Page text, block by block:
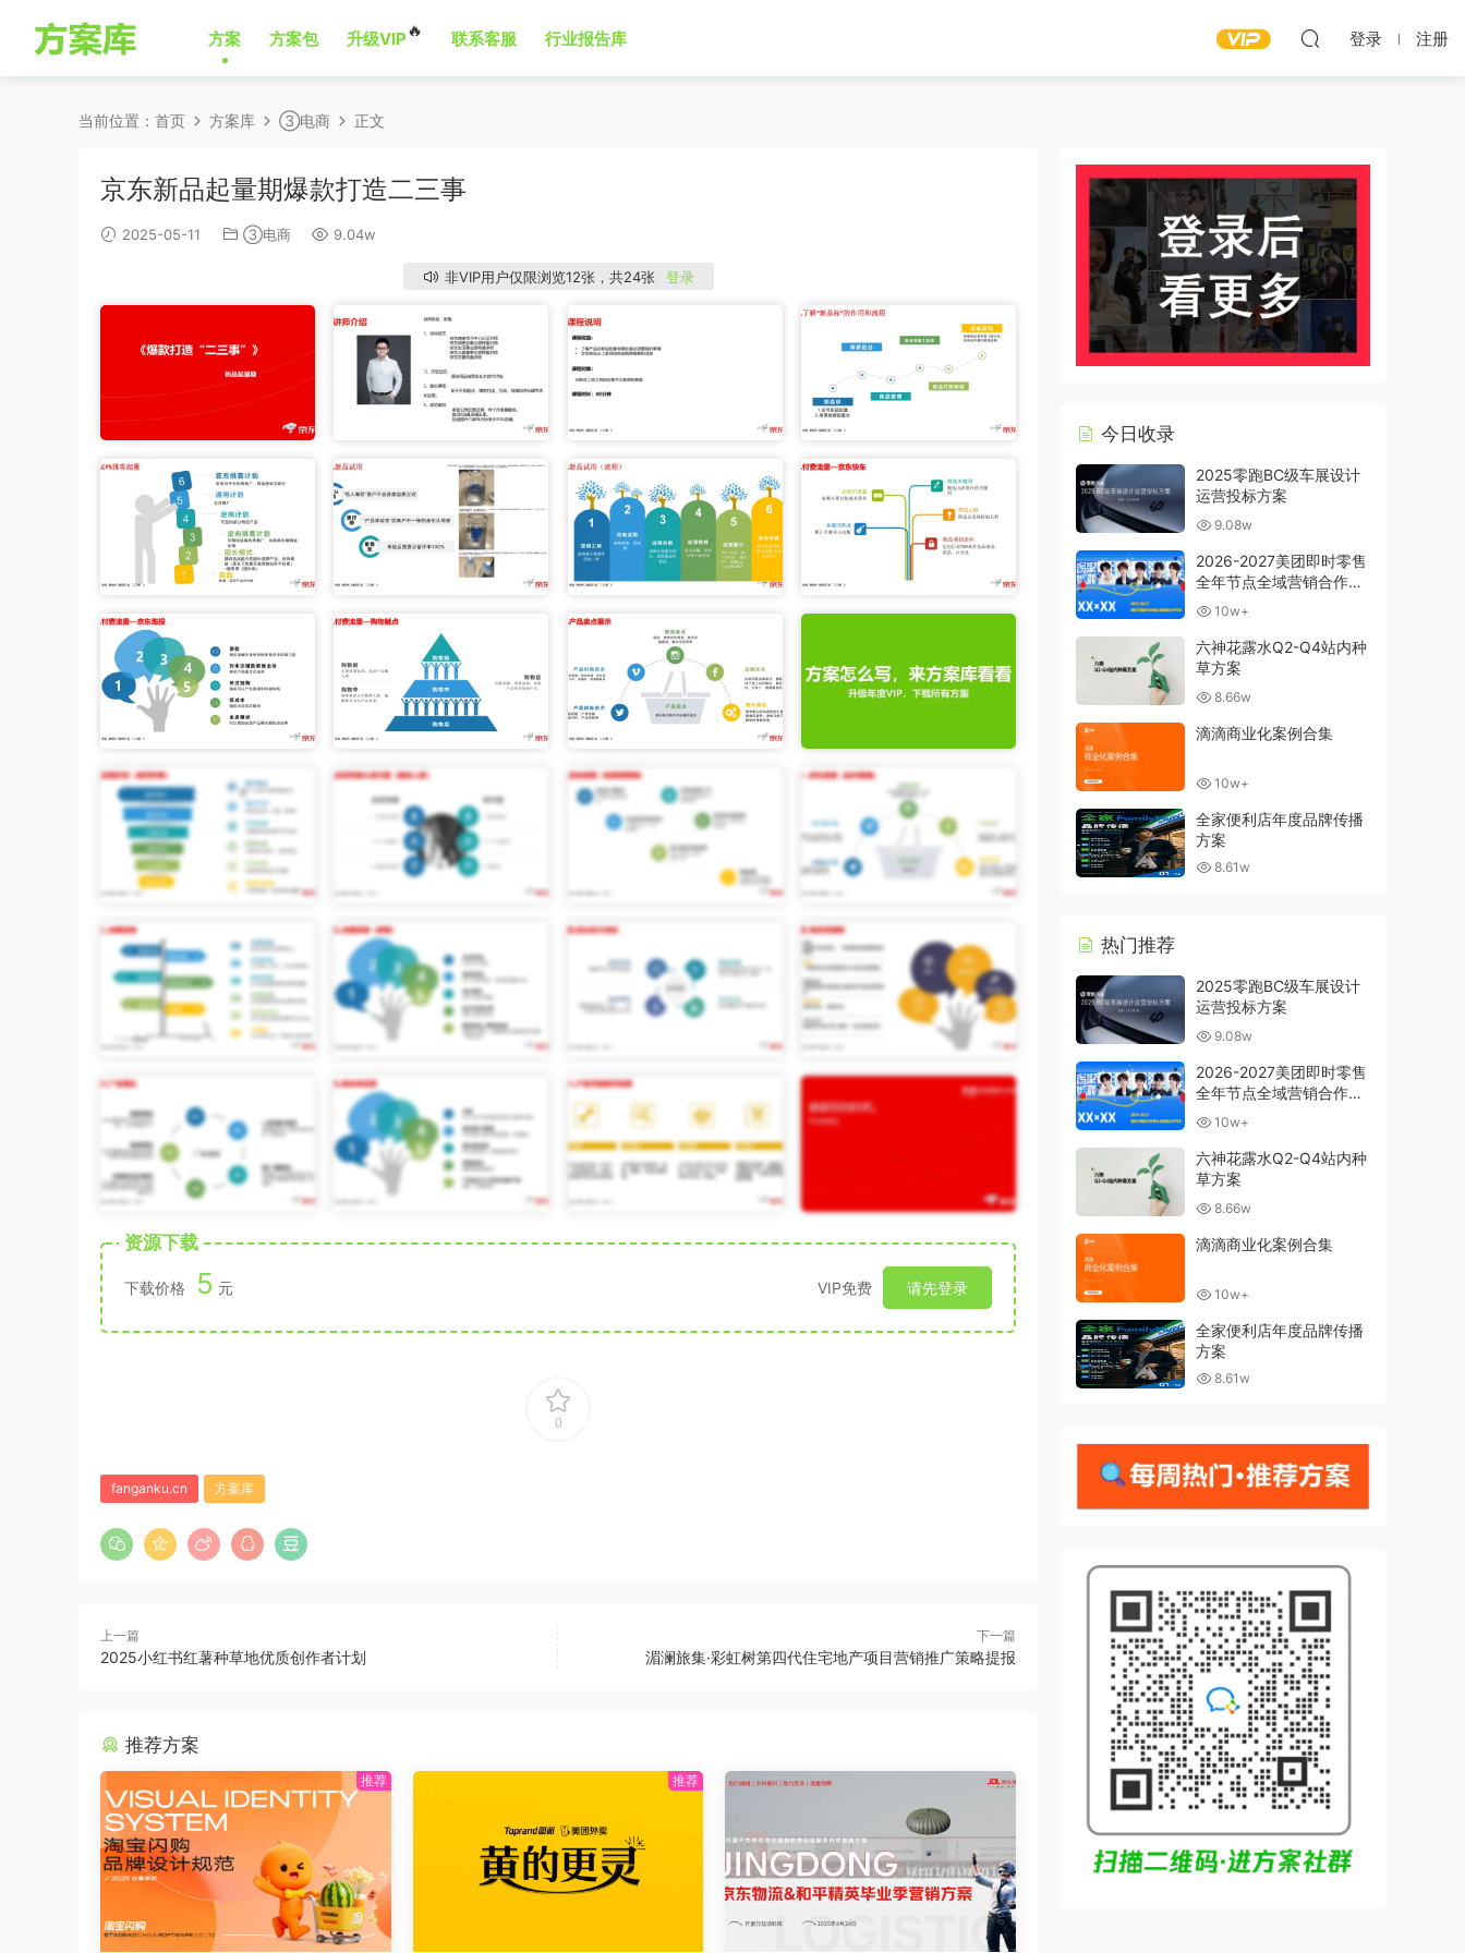
方案 方案包 升级VIP🔥 联系客服 行业报告库 登录 注册
当前位置： 首页 方案库 ③电商 正文
京东新品起量期爆款打造二三事
2025-05-11 ③电商 9.04w
非VIP用户仅限浏览12张，共24张 登录
资源下载
下载价格 5 元 VIP免费 请先登录
0
fanganku.cn 方案库
上一篇
2025小红书红薯种草地优质创作者计划
下一篇
湄澜旅集·彩虹树第四代住宅地产项目营销推广策略提报
推荐方案
今日收录
2025零跑BC级车展设计
运营投标方案
9.08w
2026-2027美团即时零售
全年节点全域营销合作方
案 10w+
六神花露水Q2-Q4站内种
草方案
8.66w
滴滴商业化案例合集
10w+
全家便利店年度品牌传播
方案
8.61w
热门推荐
2025零跑BC级车展设计
运营投标方案
9.08w
2026-2027美团即时零售
全年节点全域营销合作方
案 10w+
六神花露水Q2-Q4站内种
草方案
8.66w
滴滴商业化案例合集
10w+
全家便利店年度品牌传播
方案
8.61w